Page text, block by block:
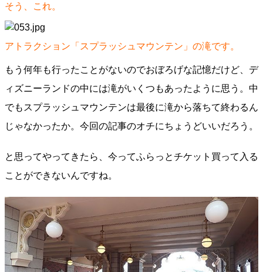
そう、これ。
アトラクション「スプラッシュマウンテン」の滝です。
もう何年も行ったことがないのでおぼろげな記憶だけど、デ
ィズニーランドの中には滝がいくつもあったように思う。中
でもスプラッシュマウンテンは最後に滝から落ちて終わるん
じゃなかったか。今回の記事のオチにちょうどいいだろう。
と思ってやってきたら、今ってふらっとチケット買って入る
ことができないんですね。